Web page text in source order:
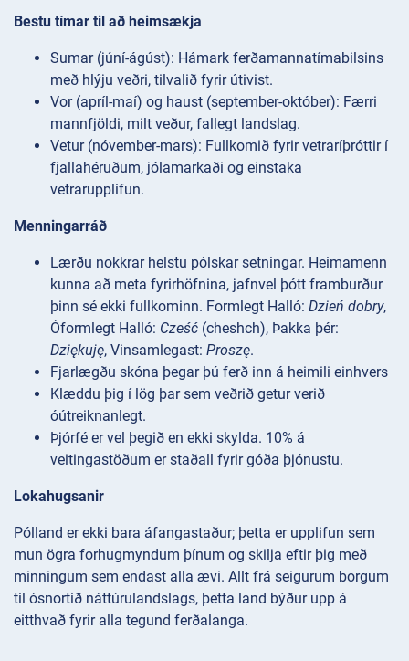
Bestu tímar til að heimsækja
Sumar (júní-ágúst): Hámark ferðamannatímabilsins
með hlýju veðri, tilvalið fyrir útivist.
Vor (apríl-maí) og haust (september-október): Færri
mannfjöldi, milt veður, fallegt landslag.
Vetur (nóvember-mars): Fullkomið fyrir vetraríþróttir í
fjallahéruðum, jólamarkaði og einstaka
vetrarupplifun.
Menningarráð
Lærðu nokkrar helstu pólskar setningar. Heimamenn
kunna að meta fyrirhöfnina, jafnvel þótt framburður
þinn sé ekki fullkominn. Formlegt Halló: Dzień dobry,
Óformlegt Halló: Cześć (cheshch), Þakka þér:
Dziękuję, Vinsamlegast: Proszę.
Fjarlægðu skóna þegar þú ferð inn á heimili einhvers
Klæddu þig í lög þar sem veðrið getur verið
óútreiknanlegt.
Þjórfé er vel þegið en ekki skylda. 10% á
veitingastöðum er staðall fyrir góða þjónustu.
Lokahugsanir
Pólland er ekki bara áfangastaður; þetta er upplifun sem
mun ögra forhugmyndum þínum og skilja eftir þig með
minningum sem endast alla ævi. Allt frá seigurum borgum
til ósnortið náttúrulandslags, þetta land býður upp á
eitthvað fyrir alla tegund ferðalanga.